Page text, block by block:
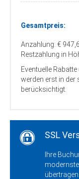
Zustieg / Haltestelle
Friesoythe,
26169
Zustieg /
Großefehn,
Großefehn
Zustieg / Haltestelle
Börsten 38
Zustieg /
Heidmühle,
Schortens,
Zustieg / Haltestelle
Gesamtpreis:
Anzahlung: €
Restzahlung in
Eventuelle
werden erst in der
berücksichtigt.
SSL
Ihre
übertragen.